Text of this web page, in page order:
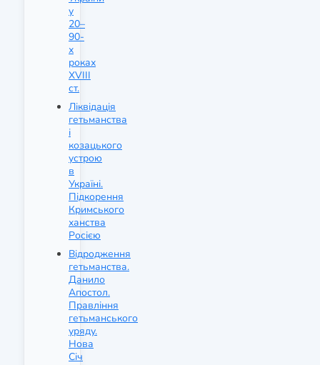
у
20–
90-
х
роках
XVIII
ст.
Ліквідація
гетьманства
і
козацького
устрою
в
Україні.
Підкорення
Кримського
ханства
Росією
Відродження
гетьманства.
Данило
Апостол.
Правління
гетьманського
уряду.
Нова
Січ